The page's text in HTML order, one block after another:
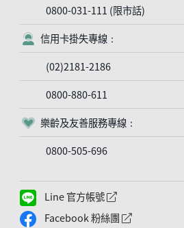
0800-031-111 (限市話)
客服符號
信用卡掛失專線：
(02)2181-2186
0800-880-611
客服符號
樂齡及友善服務專線：
0800-505-696
Line 官方帳號 外網連結符號
Facebook 粉絲團 外網連結符號